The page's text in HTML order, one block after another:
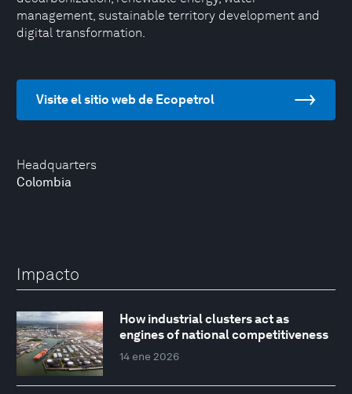
Headquarters
Colombia
management, sustainable territory development and
digital transformation.
Visite el sitio web de Ecopetrol
Impacto
How industrial clusters act as
engines of national competitiveness
14 ene 2026